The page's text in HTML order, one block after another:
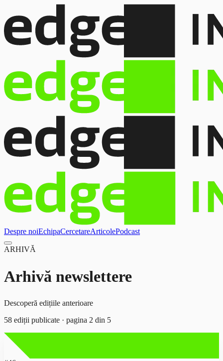
Despre noiEchipaCercetareArticolePodcast
ARHIVĂ
Arhivă newslettere
Descoperă edițiile anterioare
58 ediții publicate · pagina 2 din 5